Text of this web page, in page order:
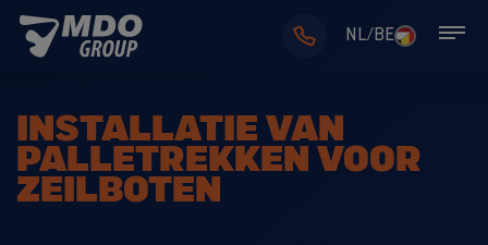
NL/BE
INSTALLATIE VAN
PALLETREKKEN VOOR
ZEILBOTEN